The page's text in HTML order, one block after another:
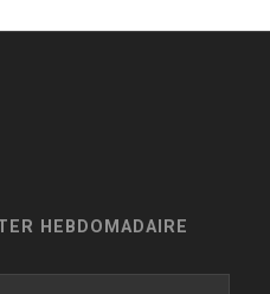
HEBDOMADAIRE